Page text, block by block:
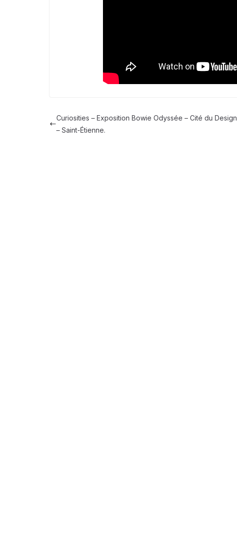
Curiosities – Exposition Bowie Odyssée – Cité du Design
– Saint-Étienne.